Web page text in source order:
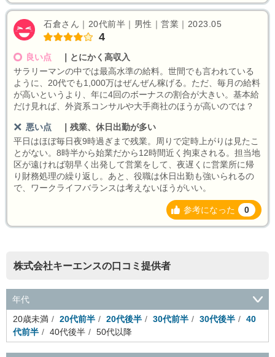
石倉さん｜20代前半｜男性｜営業｜2023.05
4
良い点
とにかく高収入
サラリーマンの中では最高水準の給料。世間でも言われている
ように、20代でも1,000万はぜんぜん稼げる。ただ、毎月の給料
が高いというより、年に4回のボーナスの割合が大きい。基本給
だけ見れば、外資系コンサルや大手商社のほうが高いのでは？
悪い点
残業、休日出勤が多い
平日はほぼ毎日夜9時過ぎまで残業。周りで定時上がりは見たこ
とがない。8時半から始業だから12時間近く拘束される。担当地
区が遠ければ朝早く出発して営業をして、夜遅くに営業所に帰
り財務処理の繰り返し。あと、役職は休日出勤も強いられるの
で、ワークライフバランスは考えないほうがいい。
参考になった 0
株式会社キーエンスの口コミ提供者
年代
20歳未満
20代前半 20代後半 30代前半 30代後半
40
代前半
40代後半 50代以降